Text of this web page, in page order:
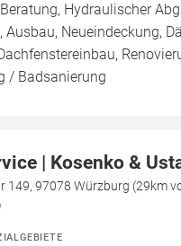
Hydraulischer
Ausbau, Neueindeckung,
/ Badsanierung
| Kosenko &
149, 97078 Würzburg (29km